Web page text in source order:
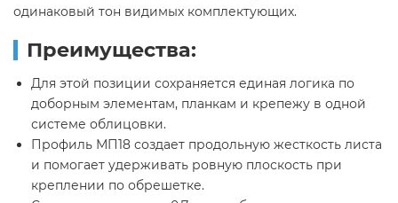
одинаковый тон видимых комплектующих.
Преимущества:
Для этой позиции сохраняется единая логика по
доборным элементам, планкам и крепежу в одной
системе облицовки.
Профиль МП18 создает продольную жесткость листа
и помогает удерживать ровную плоскость при
креплении по обрешетке.